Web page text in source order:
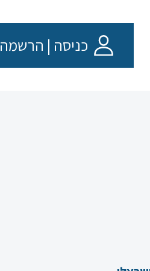
כניסה | הרשמה